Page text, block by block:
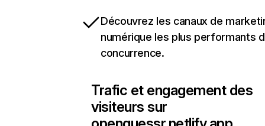
Découvrez les canaux de
numérique les plus performants
concurrence.
Trafic et engagement des
visiteurs sur